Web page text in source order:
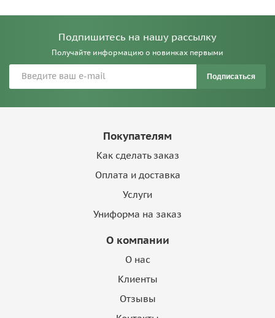
Подпишитесь на нашу рассылку
Получайте информацию о новинках первыми
Подписаться
Покупателям
Как сделать заказ
Оплата и доставка
Услуги
Униформа на заказ
О компании
О нас
Клиенты
Отзывы